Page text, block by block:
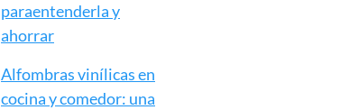
paraentenderla y
ahorrar
Alfombras vinílicas en
cocina y comedor: una